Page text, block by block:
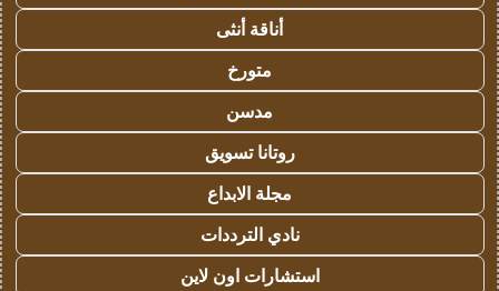
أناقة أنثى
متورخ
مدسن
روتانا تسويق
مجلة الابداع
نادي الترددات
استشارات اون لاين